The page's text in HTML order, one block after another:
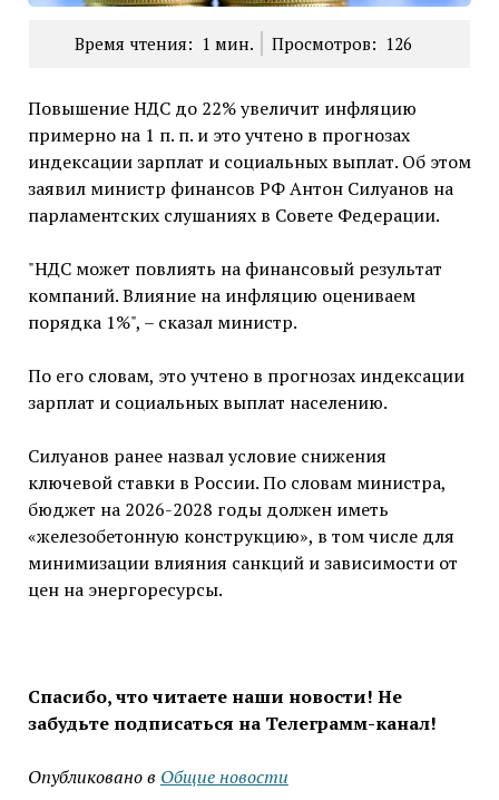
Время чтения: 1 мин. Просмотров: 126
Повышение НДС до 22% увеличит инфляцию
примерно на 1 п. п. и это учтено в прогнозах
индексации зарплат и социальных выплат. Об этом
заявил министр финансов РФ Антон Силуанов на
парламентских слушаниях в Совете Федерации.
"НДС может повлиять на финансовый результат
компаний. Влияние на инфляцию оцениваем
порядка 1%", – сказал министр.
По его словам, это учтено в прогнозах индексации
зарплат и социальных выплат населению.
Силуанов ранее назвал условие снижения
ключевой ставки в России. По словам министра,
бюджет на 2026-2028 годы должен иметь
«железобетонную конструкцию», в том числе для
минимизации влияния санкций и зависимости от
цен на энергоресурсы.
Спасибо, что читаете наши новости! Не
забудьте подписаться на Телеграмм-канал!
Опубликовано в Общие новости